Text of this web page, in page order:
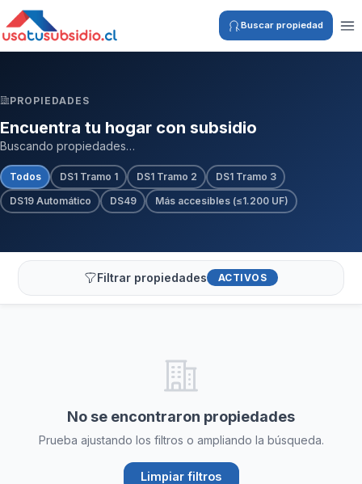
Buscar propiedad
PROPIEDADES
Encuentra tu hogar con subsidio
Buscando propiedades…
Todos DS1 Tramo 1 DS1 Tramo 2
DS1 Tramo 3
DS19 Automático
DS49 Más accesibles (≤1.200 UF)
Filtrar propiedades ACTIVOS
No se encontraron propiedades
Prueba ajustando los filtros o ampliando la búsqueda.
Limpiar filtros